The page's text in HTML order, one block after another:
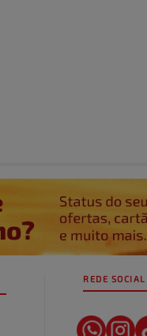
REDE SOCIAL